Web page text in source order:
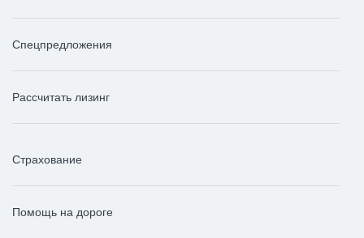
Спецпредложения
Рассчитать лизинг
Страхование
Помощь на дороге